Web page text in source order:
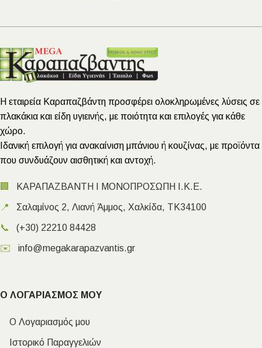
Η εταιρεία Καραπαζβάντη προσφέρει ολοκληρωμένες λύσεις σε
πλακάκια και είδη υγιεινής, με ποιότητα και επιλογές για κάθε
χώρο.
Ιδανική επιλογή για ανακαίνιση μπάνιου ή κουζίνας, με προϊόντα
που συνδυάζουν αισθητική και αντοχή.
🏢 ΚΑΡΑΠΑΖΒΑΝΤΗ Ι ΜΟΝΟΠΡΟΣΩΠΗ Ι.Κ.Ε.
📍 Σαλαμίνος 2, Λιανή Άμμος, Χαλκίδα, ΤΚ34100
📞 (+30) 22210 84428
✉️ info@megakarapazvantis.gr
Ο ΛΟΓΑΡΙΑΣΜΟΣ ΜΟΥ
Ο Λογαριασμός μου
Ιστορικό Παραγγελιών